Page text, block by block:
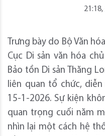
Trưng bày do Bộ Văn
Cục Di sản văn hóa
Bảo tồn Di sản Thăng
liên quan tổ chức,
15-1-2026. Sự kiện
quan trọng cuối năm
nhìn lại một cách hệ